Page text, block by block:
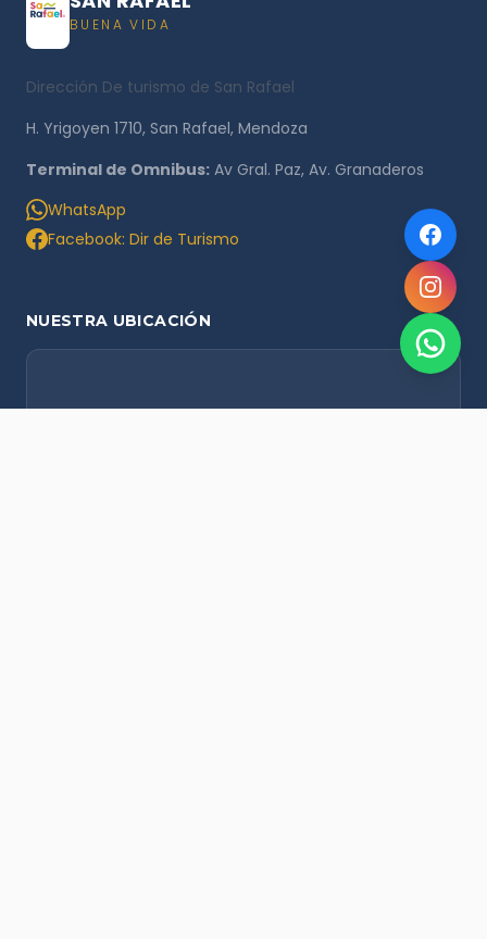
BUENA VIDA
Dirección De turismo de San Rafael
H. Yrigoyen 1710, San Rafael, Mendoza
Terminal de Omnibus: Av Gral. Paz, Av. Granaderos
WhatsApp
Facebook: Dir de Turismo
NUESTRA UBICACIÓN